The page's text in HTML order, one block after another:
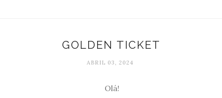
GOLDEN TICKET
ABRIL 03, 2024
Olá!